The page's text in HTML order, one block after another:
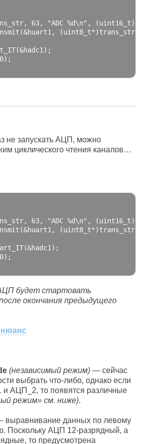
, 63, "ADC %d\n" , (uint16_t)
(&huart1 , (uint8_t*)trans_str
(&hadc1 );
);
не запускать АЦП, можно
циклического чтения каналов…
, 63, "ADC %d\n" , (uint16_t)
(&huart1 , (uint8_t*)trans_str
);
будет стартовать
окончания предыдущего
нюанс
(независимый режим) — сейчас
выбрать что-либо, однако если
и АЦП_2, то появятся различные
режим» см. ниже).
выравнивание данных по левому
Поскольку АЦП 12-разрядный, а
то предусмотрена